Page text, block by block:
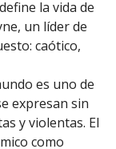
la vida de
un líder de
caótico,
es uno de
expresan sin
y violentas. El
como